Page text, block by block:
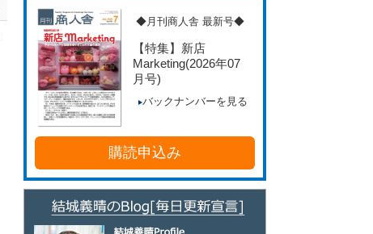
◆月刊商人舎 最新号◆
【特集】新店
Marketing(2026年07
月号)
バックナンバーを見る
購読申込み